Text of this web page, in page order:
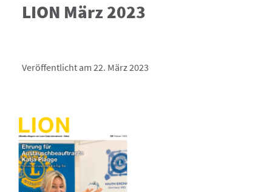
LION März 2023
Veröffentlicht am 22. März 2023